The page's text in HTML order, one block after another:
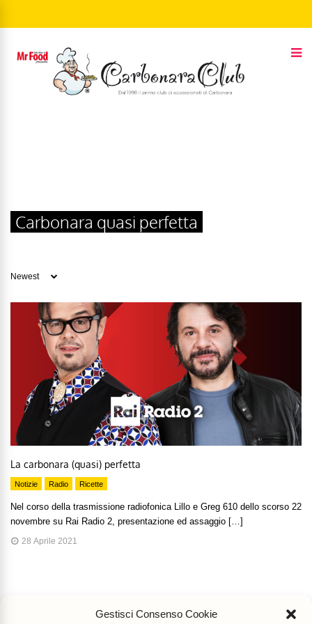
Gestisci Consenso Cookie
Carbonara quasi perfetta
La carbonara (quasi) perfetta
Notizie Radio Ricette
Nel corso della trasmissione radiofonica Lillo e Greg 610 dello scorso 22
novembre su Rai Radio 2, presentazione ed assaggio […]
28 Aprile 2021